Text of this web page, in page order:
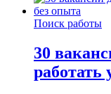
Поиск работы
30
работать